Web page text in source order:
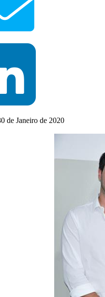
de Janeiro de 2020